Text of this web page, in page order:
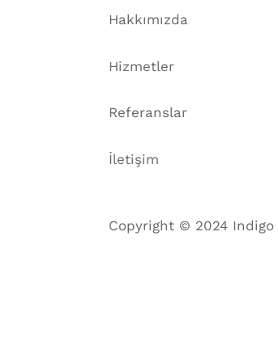
Hakkımızda
Hizmetler
Referanslar
İletişim
Copyright © 2024 Indigo